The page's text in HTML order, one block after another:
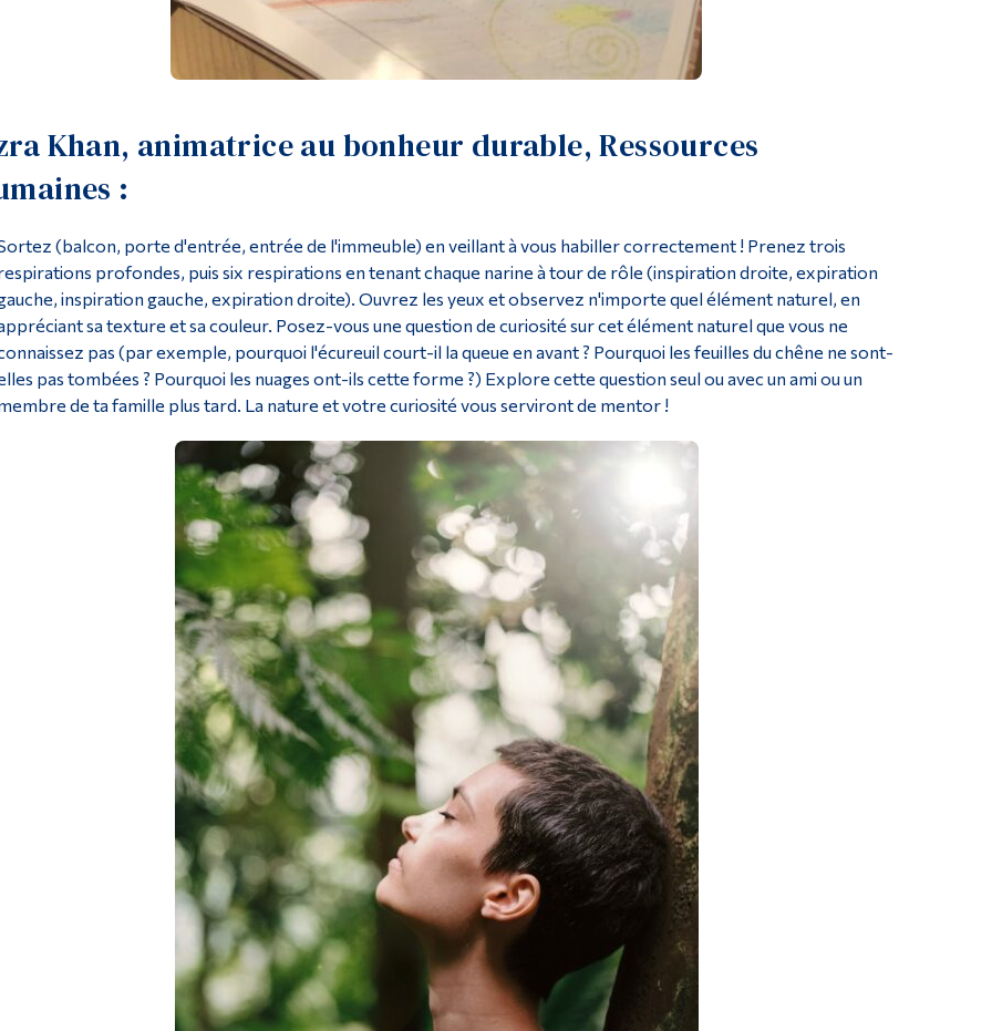
Khan, animatrice au bonheur durable, Ressources
:
(balcon, porte d'entrée, entrée de l'immeuble) en veillant à vous habiller correctement ! Prenez trois
profondes, puis six respirations en tenant chaque narine à tour de rôle (inspiration droite, expiration
inspiration gauche, expiration droite). Ouvrez les yeux et observez n'importe quel élément naturel, en
sa texture et sa couleur. Posez-vous une question de curiosité sur cet élément naturel que vous ne
pas (par exemple, pourquoi l'écureuil court-il la queue en avant ? Pourquoi les feuilles du chêne ne sont-
pas tombées ? Pourquoi les nuages ont-ils cette forme ?) Explore cette question seul ou avec un ami ou un
de ta famille plus tard. La nature et votre curiosité vous serviront de mentor !